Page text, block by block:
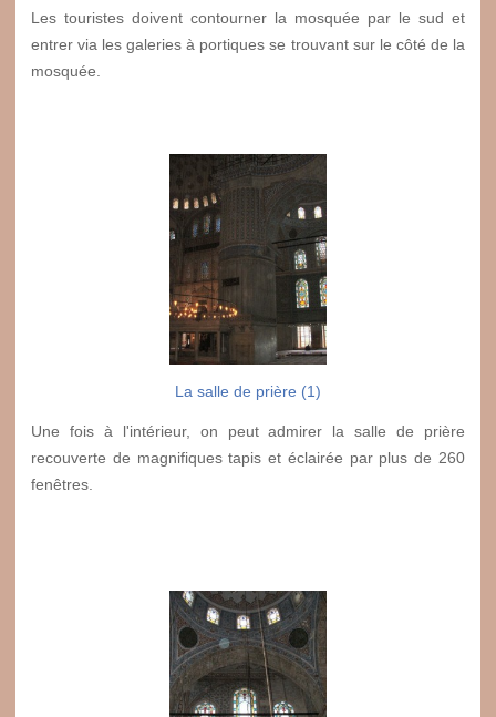
Les touristes doivent contourner la mosquée par le sud et
entrer via les galeries à portiques se trouvant sur le côté de la
mosquée.
La salle de prière (1)
Une fois à l'intérieur, on peut admirer la salle de prière
recouverte de magnifiques tapis et éclairée par plus de 260
fenêtres.